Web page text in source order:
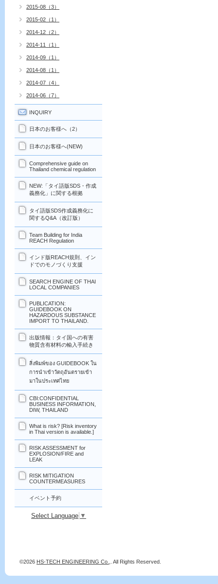
2015-08（3）
2015-02（1）
2014-12（2）
2014-11（1）
2014-09（1）
2014-08（1）
2014-07（4）
2014-06（7）
INQUIRY
日本のお客様へ（2）
日本のお客様へ(NEW)
Comprehensive guide on
Thailand chemical regulation
NEW:「タイ語版SDS・作成
義務化」に関する根拠
タイ語版SDS作成義務化に
関するQ&A（改訂版）
Team Building for India
REACH Regulation
インド版REACH規則、イン
ドでのモノづくり支援
SEARCH ENGINE OF THAI
LOCAL COMPANIES
PUBLICATION:
GUIDEBOOK ON
HAZARDOUS SUBSTANCE
IMPORT TO THAILAND.
出版情報：タイ国への有害
物質含有材料の輸入手続き
สิ่งพิมพ์ของ GUIDEBOOK ใน
การนำเข้าวัตถุอันตรายเข้า
มาในประเทศไทย
CBI:CONFIDENTIAL
BUSINESS INFORMATION,
DIW, THAILAND
What is risk? [Risk inventory
in Thai version is available.]
RISK ASSESSMENT for
EXPLOSION/FIRE and
LEAK
RISK MITIGATION
COUNTERMEASURES
イベント予約
Select Language ▼
©2026 HS-TECH ENGINEERING Co., . All Rights Reserved.